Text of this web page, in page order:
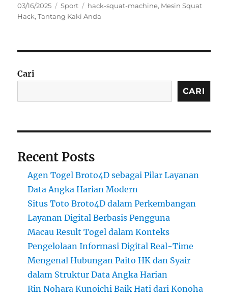
Posted
on
03/16/2025 Categories
Sport Tags
hack-squat-machine, Mesin Squat
Hack,Tantang Kaki Anda
Cari
CARI
Recent Posts
Agen Togel Broto4D sebagai Pilar Layanan
Data Angka Harian Modern
Situs Toto Broto4D dalam Perkembangan
Layanan Digital Berbasis Pengguna
Macau Result Togel dalam Konteks
Pengelolaan Informasi Digital Real-Time
Mengenal Hubungan Paito HK dan Syair
dalam Struktur Data Angka Harian
Rin Nohara Kunoichi Baik Hati dari Konoha